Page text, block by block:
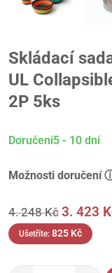
Skládací
UL
2P 5ks
Doručení5 - 10 dní
Možnosti doručení
4. 248Kč 3. 423
Ušetříte: 825 Kč